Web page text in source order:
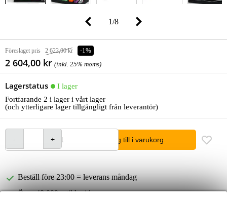
1/8
Föreslaget pris 2 622,00 kr -1%
2 604,00 kr (inkl. 25% moms)
Lagerstatus
I lager
Fortfarande 2 i lager i vårt lager
(och ytterligare lager tillgängligt från leverantör)
lägg till i varukorg
Beställ före 23:00 = leverans måndag
Över 48 000 artiklar i lager